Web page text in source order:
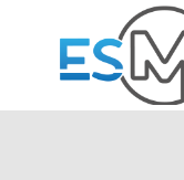
content